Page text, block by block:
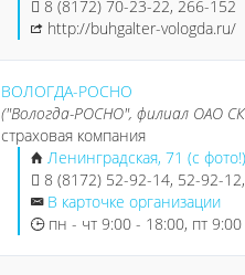
8 (8172) 70-23-22, 266-152
http://buhgalter-vologda.ru/
ВОЛОГДА-РОСНО
("Вологда-РОСНО", филиал ОАО
страховая компания
Ленинградская, 71 (с фото!)
8 (8172) 52-92-14, 52-92-
В карточке организации
пн - чт 9:00 - 18:00, пт